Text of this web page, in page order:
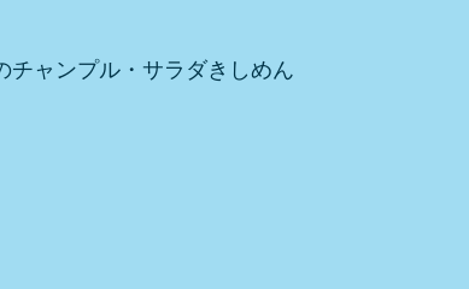
チャンプル・サラダきしめん